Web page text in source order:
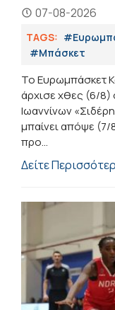
07-08-2026
TAGS:
#Μπάσκετ
Το Ευρωμπάσκετ
άρχισε χθες (6/8)
Ιωαννίνων
μπαίνει απόψε (7/
προ...
Δείτε